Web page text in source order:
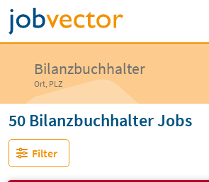
Bilanzbuchhalter
Ort, PLZ
50 Bilanzbuchhalter Jobs
Filter